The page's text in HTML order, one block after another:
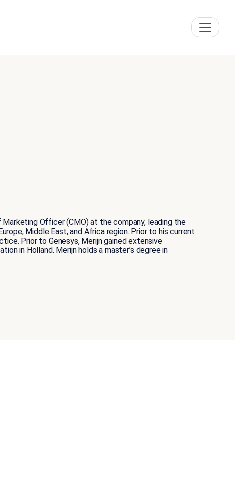
Officer (CMO) at the company, leading the
Middle East, and Africa region. Prior to his current
Prior to Genesys, Merijn gained extensive
in Holland. Merijn holds a master’s degree in